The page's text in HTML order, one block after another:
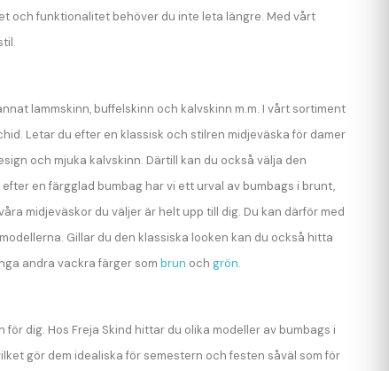
och funktionalitet behöver du inte leta längre. Med vårt
lammskinn, buffelskinn och kalvskinn m.m. I vårt sortiment
Letar du efter en klassisk och stilren midjeväska för damer
och mjuka kalvskinn. Därtill kan du också välja den
en färgglad bumbag har vi ett urval av bumbags i brunt,
midjeväskor du väljer är helt upp till dig. Du kan därför med
Gillar du den klassiska looken kan du också hitta
andra vackra färger som brun och grön.
dig. Hos Freja Skind hittar du olika modeller av bumbags i
gör dem idealiska för semestern och festen såväl som för